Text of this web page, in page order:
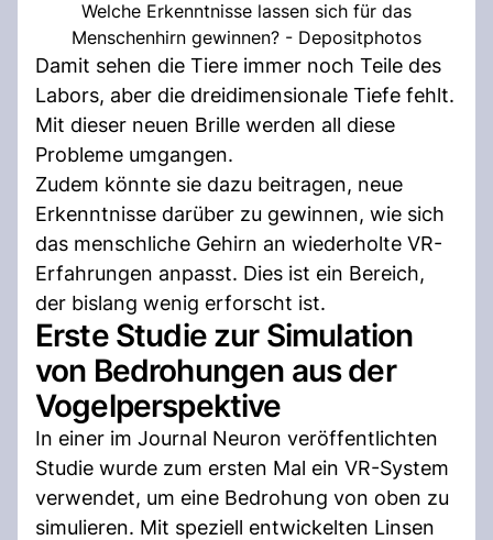
Welche Erkenntnisse lassen sich für das
Menschenhirn gewinnen? - Depositphotos
Damit sehen die Tiere immer noch Teile des
Labors, aber die dreidimensionale Tiefe fehlt.
Mit dieser neuen Brille werden all diese
Probleme umgangen.
Zudem könnte sie dazu beitragen, neue
Erkenntnisse darüber zu gewinnen, wie sich
das menschliche Gehirn an wiederholte VR-
Erfahrungen anpasst. Dies ist ein Bereich,
der bislang wenig erforscht ist.
Erste Studie zur Simulation
von Bedrohungen aus der
Vogelperspektive
In einer im Journal Neuron veröffentlichten
Studie wurde zum ersten Mal ein VR-System
verwendet, um eine Bedrohung von oben zu
simulieren. Mit speziell entwickelten Linsen